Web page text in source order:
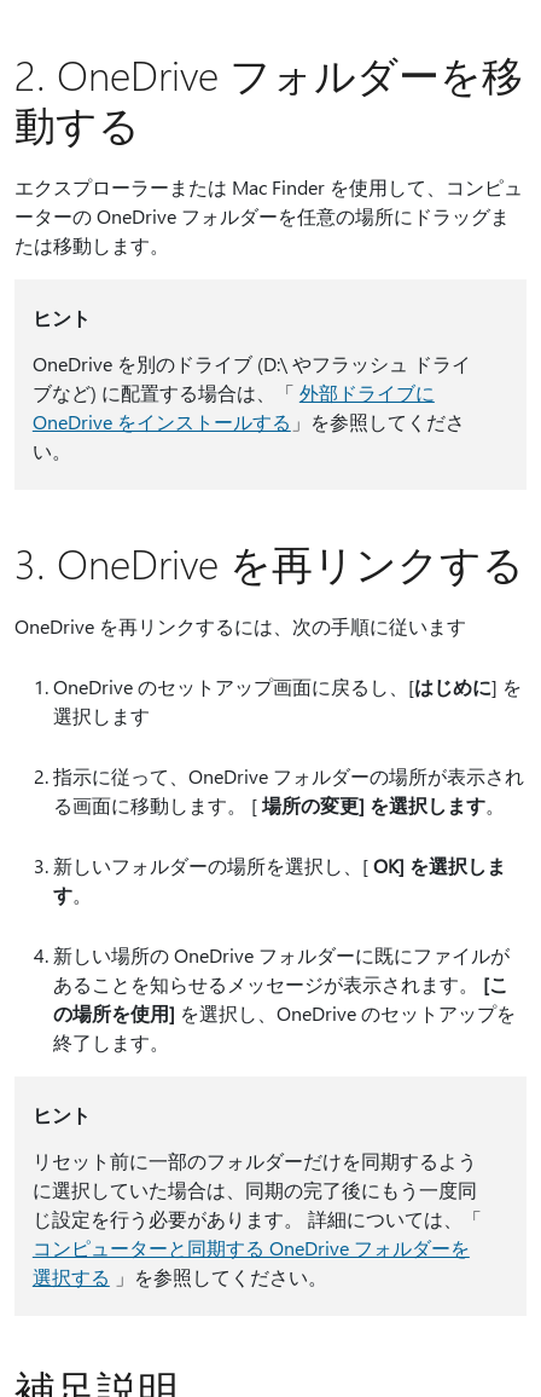
2. OneDrive フォルダーを移
動する
エクスプローラーまたは Mac Finder を使用して、コンピュ
ーターの OneDrive フォルダーを任意の場所にドラッグま
たは移動します。
ヒント
OneDrive を別のドライブ (D:\ やフラッシュ ドライ
ブなど) に配置する場合は、「 外部ドライブに
OneDrive をインストールする 」を参照してくださ
い。
3. OneDrive を再リンクする
OneDrive を再リンクするには、次の手順に従います
OneDrive のセットアップ画面に戻るし、[はじめに] を
選択します
指示に従って、OneDrive フォルダーの場所が表示され
る画面に移動します。 [場所の変更] を選択します。
新しいフォルダーの場所を選択し、[OK] を選択しま
す。
新しい場所の OneDrive フォルダーに既にファイルが
あることを知らせるメッセージが表示されます。 [こ
の場所を使用] を選択し、OneDrive のセットアップを
終了します。
ヒント
リセット前に一部のフォルダーだけを同期するよう
に選択していた場合は、同期の完了後にもう一度同
じ設定を行う必要があります。 詳細については、「
コンピューターと同期する OneDrive フォルダーを
選択する 」を参照してください。